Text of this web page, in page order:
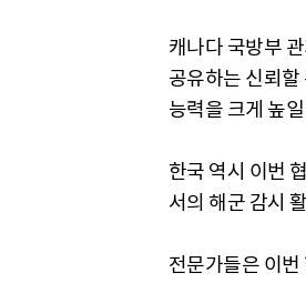
캐나다 국방부
공유하는 신뢰할
능력을 크게 높
한국 역시 이번
서의 해군 감시
전문가들은 이